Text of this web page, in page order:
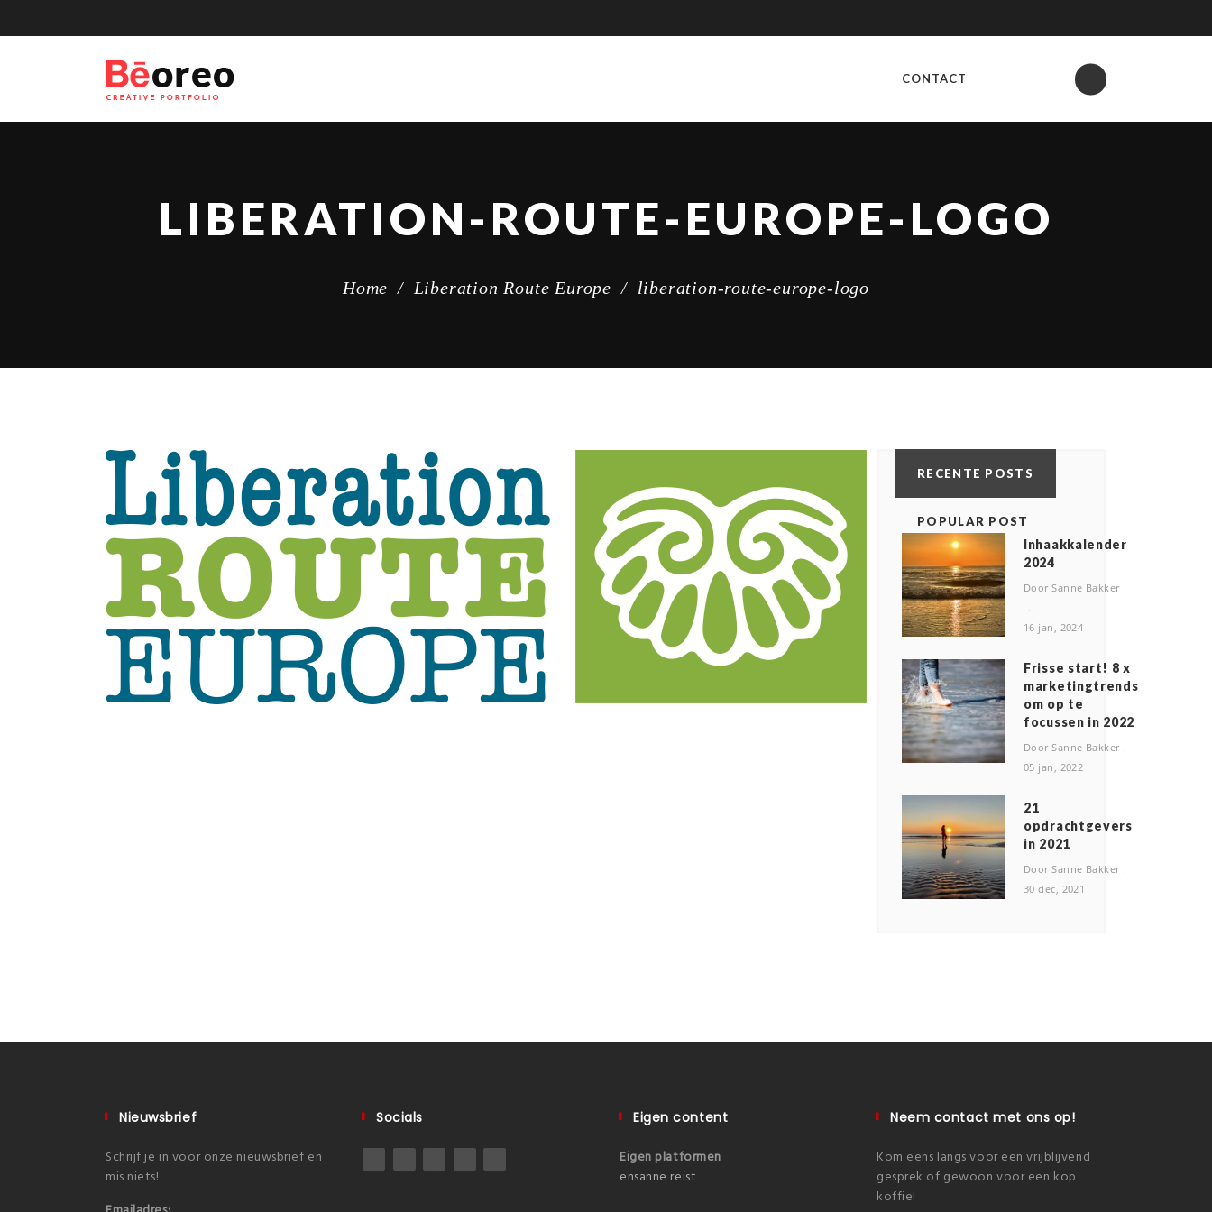
CONTACT
LIBERATION-ROUTE-EUROPE-LOGO
Home / Liberation Route Europe / liberation-route-europe-logo
RECENTE POSTS
POPULAR POST
Inhaakkalender
2024
Door Sanne Bakker
16 jan, 2024
Frisse start! 8 x
marketingtrends
om op te
focussen in 2022
Door Sanne Bakker
05 jan, 2022
2️1
opdrachtgevers
in 2021
Door Sanne Bakker
30 dec, 2021
Nieuwsbrief
Schrijf je in voor onze nieuwsbrief en
mis niets!
Socials Eigen content
Eigen platformen
ensanne reist
Neem contact met ons op!
Kom eens langs voor een vrijblijvend
gesprek of gewoon voor een kop
koffie!